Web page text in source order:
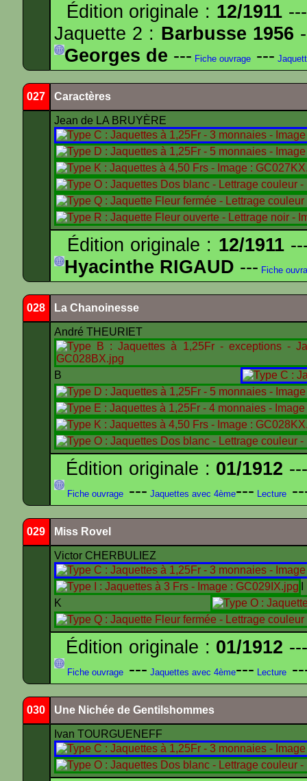
Édition originale : 12/1911
Jaquette 2 : Barbusse 1956
Georges de --- Fiche ouvrage ---
027 Caractères
Jean de LA BRUYÈRE
Édition originale : 12/1911
Hyacinthe RIGAUD --- Fiche
028 La Chanoinesse
André THEURIET
B
Édition originale : 01/1912
Fiche ouvrage --- Jaquettes avec 4ème--- Lecture
029 Miss Rovel
Victor CHERBULIEZ
K
Édition originale : 01/1912
Fiche ouvrage --- Jaquettes avec 4ème--- Lecture
030 Une Nichée de Gentilshommes
Ivan TOURGUENEFF